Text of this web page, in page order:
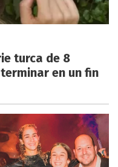
turca de 8
en un fin